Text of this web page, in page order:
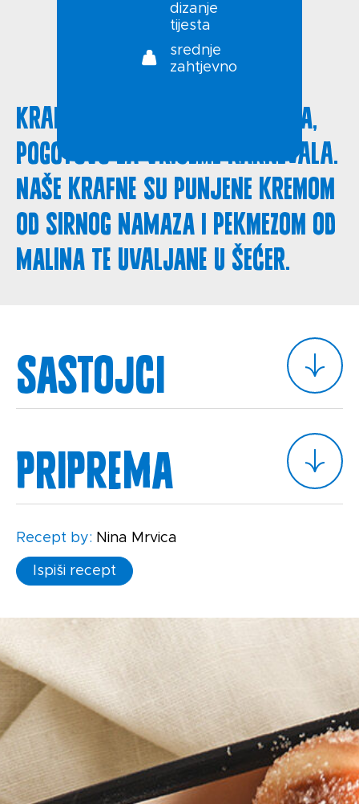
dizanje
tijesta
srednje
zahtjevno
Krafne su idealna poslastica,
pogotovo za vrijeme karnevala.
Naše krafne su punjene kremom
od sirnog namaza i pekmezom od
malina te uvaljane u šećer.
Sastojci
Priprema
Recept by: Nina Mrvica
Ispiši recept